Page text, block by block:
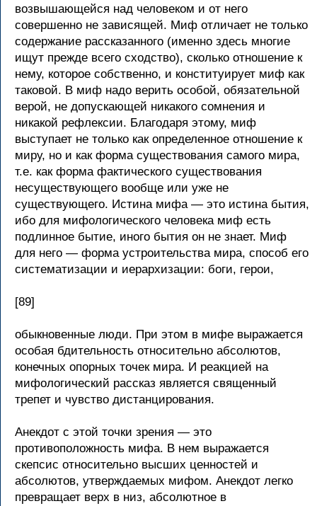
возвышающейся над человеком и от него
совершенно не зависящей. Миф отличает не только
содержание рассказанного (именно здесь многие
ищут прежде всего сходство), сколько отношение к
нему, которое собственно, и конституирует миф как
таковой. В миф надо верить особой, обязательной
верой, не допускающей никакого сомнения и
никакой рефлексии. Благодаря этому, миф
выступает не только как определенное отношение к
миру, но и как форма существования самого мира,
т.е. как форма фактического существования
несуществующего вообще или уже не
существующего. Истина мифа — это истина бытия,
ибо для мифологического человека миф есть
подлинное бытие, иного бытия он не знает. Миф
для него — форма устроительства мира, способ его
систематизации и иерархизации: боги, герои,
[89]
обыкновенные люди. При этом в мифе выражается
особая бдительность относительно абсолютов,
конечных опорных точек мира. И реакцией на
мифологический рассказ является священный
трепет и чувство дистанцирования.
Анекдот с этой точки зрения — это
противоположность мифа. В нем выражается
скепсис относительно высших ценностей и
абсолютов, утверждаемых мифом. Анекдот легко
превращает верх в низ, абсолютное в